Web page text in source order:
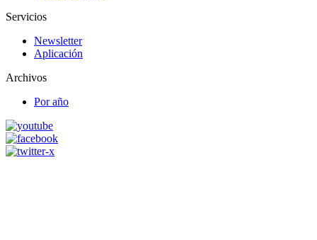
Servicios
Newsletter
Aplicación
Archivos
Por año